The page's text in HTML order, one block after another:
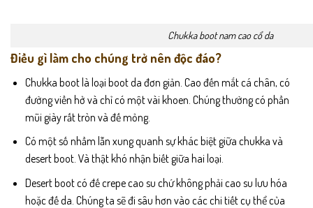
Chukka boot nam cao cổ da
Điều gì làm cho chúng trở nên độc đáo?
Chukka boot là loại boot da đơn giản. Cao đến mắt cá chân, có
đường viền hở và chỉ có một vài khoen. Chúng thường có phần
mũi giày rất tròn và đế mỏng.
Có một số nhầm lẫn xung quanh sự khác biệt giữa chukka và
desert boot. Và thật khó nhận biết giữa hai loại.
Desert boot có đế crepe cao su chứ không phải cao su lưu hóa
hoặc đế da. Chúng ta sẽ đi sâu hơn vào các chi tiết cụ thể của